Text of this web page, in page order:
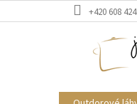
na
+420 608